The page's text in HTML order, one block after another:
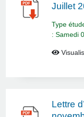
Juillet
Type
: Samedi
Lettre